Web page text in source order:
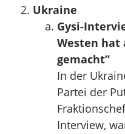
Ukraine
Gysi-
Westen hat
gemacht”
In der
Partei der
Interview,